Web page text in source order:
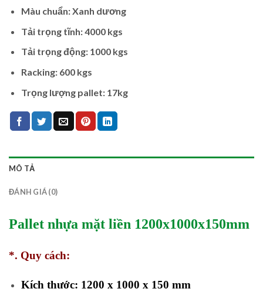
Màu chuẩn: Xanh dương
Tải trọng tĩnh: 4000 kgs
Tải trọng động: 1000 kgs
Racking: 600 kgs
Trọng lượng pallet: 17kg
MÔ TẢ
ĐÁNH GIÁ (0)
Pallet nhựa mặt liền 1200x1000x150mm
*. Quy cách:
Kích thước: 1200 x 1000 x 150 mm